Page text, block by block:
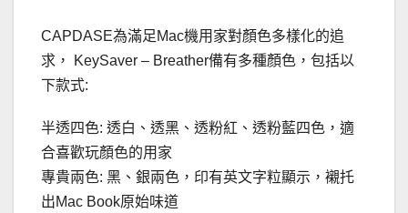
CAPDASE為滿足Mac機用家對顏色多樣化的追
求， KeySaver – Breather備有多種顏色，包括以
下款式:
半透四色: 透白、透黑、透粉紅、透粉藍四色，適
合喜歡玩顏色的用家
專貴兩色: 黑、銀兩色，印有英文字粒顯示，襯托
出Mac Book原始味道